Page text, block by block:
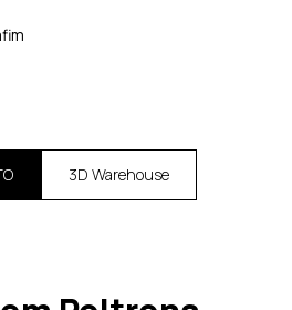
3D Warehouse